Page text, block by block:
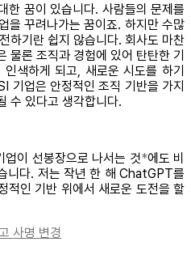
한 꿈이 있습니다. 사람들의 문제를
을 꾸려나가는 꿈이죠. 하지만 수많
하기란 쉽지 않습니다. 회사도 마찬
물론 조직과 경험에 있어 탄탄한 기
색하게 되고, 새로운 시도를 하기
기업은 안정적인 조직 기반을 가지
수 있다고 생각합니다.
이 선봉장으로 나서는 것*에도 비
니다. 저는 작년 한 해 ChatGPT를
적인 기반 위에서 새로운 도전을 할
사명 변경